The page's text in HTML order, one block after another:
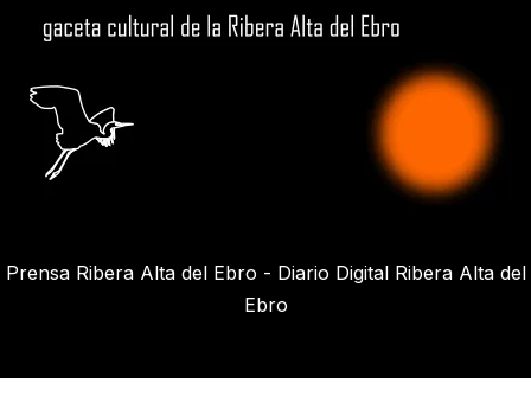
Prensa Ribera Alta del Ebro - Diario Digital Ribera Alta del
Ebro